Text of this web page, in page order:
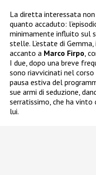
La diretta interessata
quanto accaduto:
minimamente influito sul
stelle. L’estate di
accanto a Marco Firpo ,
I due, dopo una breve
sono riavvicinati nel
pausa estiva del
sue armi di seduzione,
serratissimo, che ha
lui.